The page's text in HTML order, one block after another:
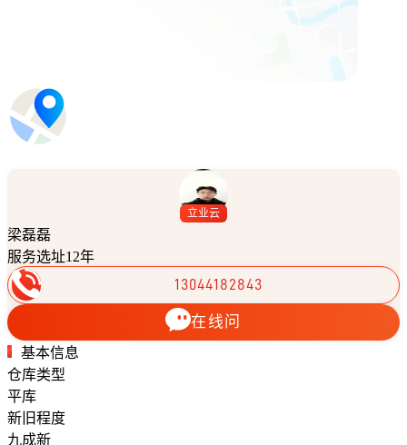
立业云
梁磊磊
服务选址12年
13044182843
在线问
基本信息
仓库类型
平库
新旧程度
九成新